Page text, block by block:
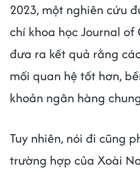
2023, một nghiên cứu
chí khoa học Journal of
đưa ra kết quả rằng
mối quan hệ tốt hơn,
khoản ngân hàng
Tuy nhiên, nói đi cũng
trường hợp của Xoài